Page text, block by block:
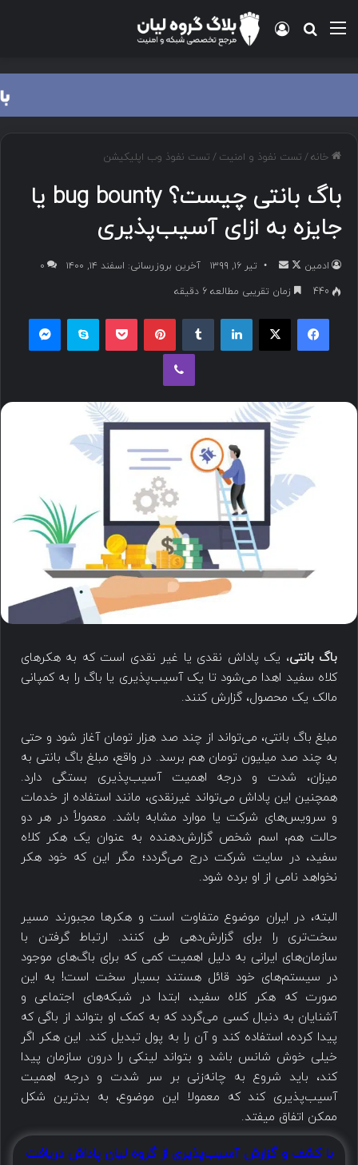
خانه/ تست نفوذ و امنیت / تست نفوذ وب اپلیکیشن
باگ بانتی چیست؟ bug bounty یا
جایزه به ازای آسیب‌پذیری
ادمین تیر ۱۶, ۱۳۹۹ آخرین بروزرسانی: اسفند ۱۴, ۱۴۰۰
۰
440
زمان تقریبی مطالعه 6 دقیقه
باگ بانتی، یک پاداش نقدی یا غیر نقدی است که به هکرهای
کلاه سفید اهدا می‌شود تا یک آسیب‌پذیری یا باگ را به کمپانی
مالک یک محصول، گزارش کنند.
مبلغ باگ بانتی، می‌تواند از چند صد هزار تومان آغاز شود و حتی
به چند صد میلیون تومان هم برسد. در واقع، مبلغ باگ بانتی به
میزان، شدت و درجه اهمیت آسیب‌پذیری بستگی دارد.
همچنین این پاداش می‌تواند غیرنقدی، مانند استفاده از خدمات
و سرویس‌های شرکت یا موارد مشابه باشد. معمولاً در هر دو
حالت هم، اسم شخص گزارش‌دهنده به عنوان یک هکر کلاه
سفید، در سایت شرکت درج می‌گردد؛ مگر این که خود هکر
نخواهد نامی از او برده شود.
البته، در ایران موضوع متفاوت است و هکرها مجبورند مسیر
سخت‌تری را برای گزارش‌دهی طی کنند. ارتباط گرفتن با
سازمان‌های ایرانی به دلیل اهمیت کمی که برای باگ‌های موجود
در سیستم‌های خود قائل هستند بسیار سخت است! به این
صورت که هکر کلاه سفید، ابتدا در شبکه‌های اجتماعی و
آشنایان به دنبال کسی می‌گردد که به کمک او بتواند از باگی که
پیدا کرده، استفاده کند و آن را به پول تبدیل کند. این هکر اگر
خیلی خوش شانس باشد و بتواند لینکی را درون سازمان پیدا
کند، باید شروع به چانه‌زنی بر سر شدت و درجه اهمیت
آسیب‌پذیری کند که معمولا این موضوع، به بدترین شکل
ممکن اتفاق میفتد.
با کشف و گزارش آسیب‌پذیری از گروه لیان پاداش دریافت